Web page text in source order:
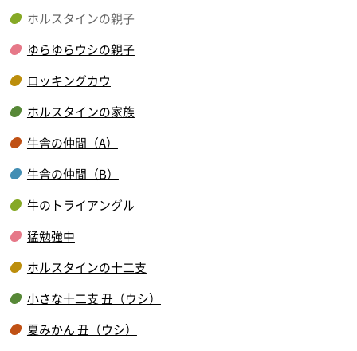
ホルスタインの親子
ゆらゆらウシの親子
ロッキングカウ
ホルスタインの家族
牛舎の仲間（A）
牛舎の仲間（B）
牛のトライアングル
猛勉強中
ホルスタインの十二支
小さな十二支 丑（ウシ）
夏みかん 丑（ウシ）